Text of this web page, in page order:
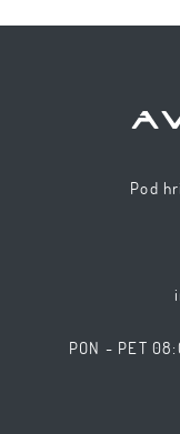
Pod
PON - PET